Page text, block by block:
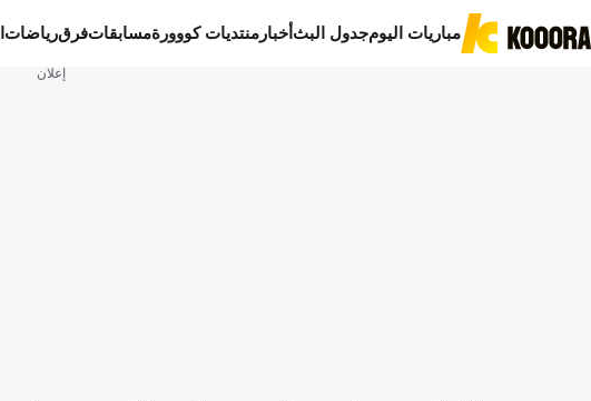
مباريات اليومجدول البثأخبار منتديات كووورةمسابقاتفرقرياضات
إعلان